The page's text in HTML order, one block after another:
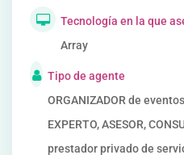
Tecnología en la que
Array
Tipo de agente
ORGANIZADOR de
EXPERTO, ASESOR,
prestador privado de